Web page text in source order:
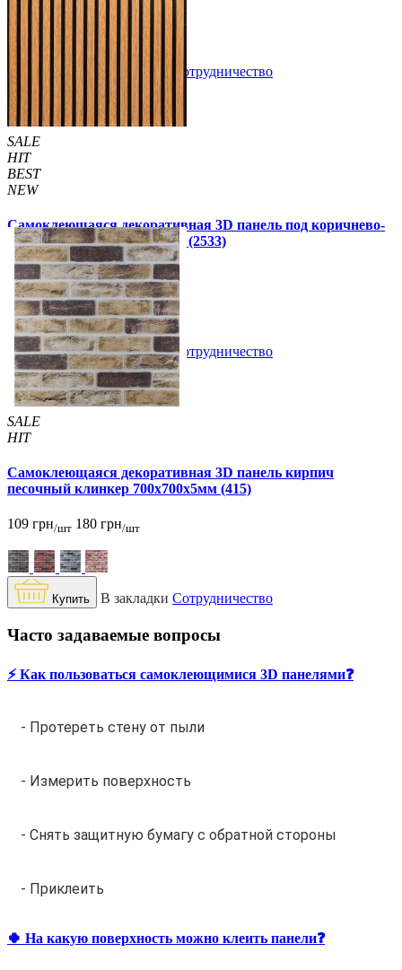
109 грн /шт 160 грн
Купить В закладки Сотрудничество
SALE
HIT
BEST
NEW
Самоклеющаяся декоративная 3D панель под коричнево-
черную рейку 680x670x5мм (2533)
160 грн/шт 199 грн/шт
Купить В закладки Сотрудничество
SALE
HIT
Самоклеющаяся декоративная 3D панель кирпич
песочный клинкер 700x700x5мм (415)
109 грн/шт 180 грн/шт
Купить В закладки Сотрудничество
Часто задаваемые вопросы
⚡️ Как пользоваться самоклеющимися 3D панелями❓
- Протереть стену от пыли
- Измерить поверхность
- Снять защитную бумагу с обратной стороны
- Приклеить
🍀 На какую поверхность можно клеить панели❓